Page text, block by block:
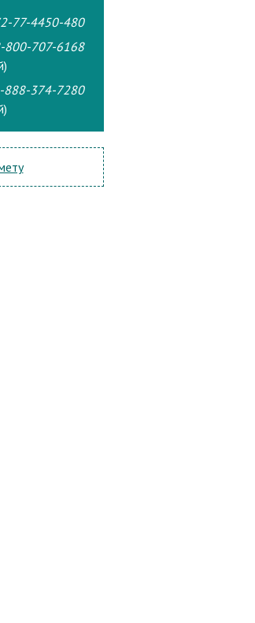
77-4450-480
800-707-6168
888-374-7280